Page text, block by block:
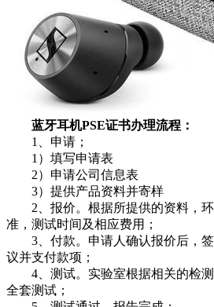
蓝牙耳机PSE证书办理流程：
1、申请；
1）填写申请表
2）申请公司信息表
3）提供产品资料并寄样
2、报价。根据所提供的资料，环
准，测试时间及相应费用；
3、付款。申请人确认报价后，签
议并支付款项；
4、测试。实验室根据相关的检测
全套测试；